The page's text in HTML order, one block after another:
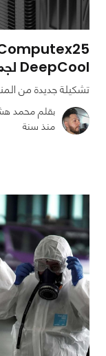
DeepCool لجمهور اللاعبين
تشكيلة جديدة من
بقلم محمد
منذ سنة